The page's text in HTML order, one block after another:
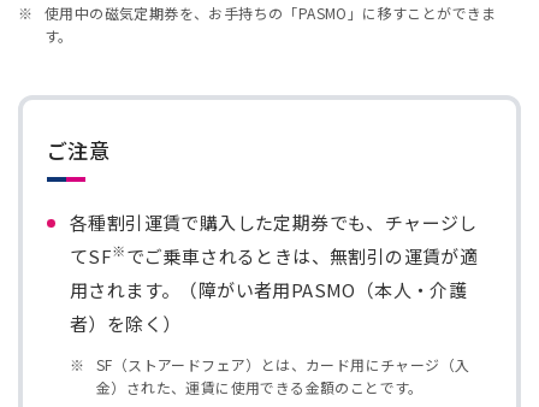
使用中の磁気定期券を、お手持ちの「PASMO」に移すことができま
す。
ご注意
各種割引運賃で購入した定期券でも、チャージし
てSF※でご乗車されるときは、無割引の運賃が適
用されます。（障がい者用PASMO（本人・介護
者）を除く）
SF（ストアードフェア）とは、カード用にチャージ（入
金）された、運賃に使用できる金額のことです。